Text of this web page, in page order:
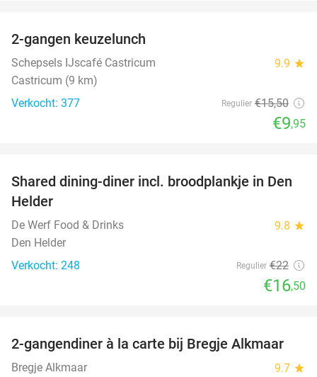
2-gangen keuzelunch
Schepsels IJscafé Castricum 9.9 star
Castricum (9 km)
Verkocht: 377
Regulier €15,50
€9,95
25%
Shared dining-diner incl. broodplankje in Den
Helder
De Werf Food & Drinks 9.8 star
Den Helder
Verkocht: 248
Regulier €22
€16,50
12%
2-gangendiner à la carte bij Bregje Alkmaar
Bregje Alkmaar 9.7 star